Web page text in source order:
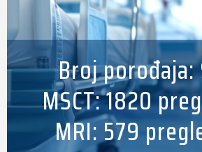
Broj
MSCT: 1820
MRI: 579